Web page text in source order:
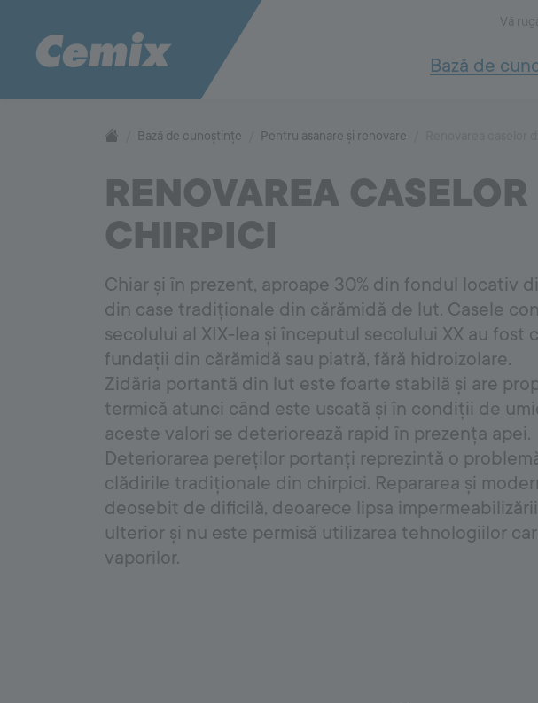
Vă
Bază de
Paletarul Color Compass
Adezivi pentru Termosistem
Accesorii pentru Termosistem
Proiectarea și execuția sistemelor de
Sisteme de încălzire în pardoseală
Mortare de zidărie
Criterii de alegere a mortarelor de
zidărie
Utilizarea mortarelor de zidărie
Construction System
Mortare de zidărie
Reparații la betoane
Facade System
Amorse
Tencuieli
Vopsele pentru
5000
Floor System
Amorse pe bază de ciment
Termo și fono izolații
Amorse-Grunduri
Șape autonivelante
COVERINGSYSTEM
8000
Covering System
Amorse
Hidroizolații
Adezivi pentru
Chituri
Accesorii de
Bază de cunoștințe Pentru asanare și renovare
RENOVAREA
CHIRPICI
Chiar și în prezent, aproape 30% din fondul locativ
din case tradiționale din cărămidă de lut. Casele
secolului al XIX-lea și începutul secolului XX au fost
fundații din cărămidă sau piatră, fără hidroizolare.
Zidăria portantă din lut este foarte stabilă și are
termică atunci când este uscată și în condiții de
aceste valori se deteriorează rapid în prezența apei.
Deteriorarea pereților portanți reprezintă o
clădirile tradiționale din chirpici. Repararea și
deosebit de dificilă, deoarece lipsa
ulterior și nu este permisă utilizarea tehnologiilor
vaporilor.